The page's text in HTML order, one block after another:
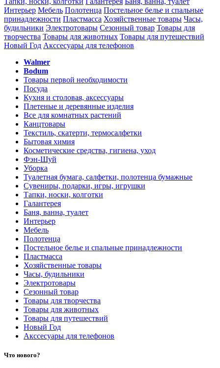
Интерьер Мебель Полотенца Постельное белье и спальные
принадлежности Пластмасса Хозяйственные товары Часы,
будильники Электротовары Сезонный товар Товары для
творчества Товары для животных Товары для путешествий
Новый Год Акссесуары для телефонов
Walmer
Bodum
Товары первой необходимости
Посуда
Кухня и столовая, аксессуары
Плетеные и деревянные изделия
Все для комнатных растений
Канцтовары
Текстиль, скатерти, термосалфетки
Бытовая химия
Косметические средства, гигиена, уход
Фэн-Шуй
Уборка
Туалетная бумага, салфетки, полотенца бумажные
Сувениры, подарки, игры, игрушки
Тапки, носки, колготки
Галантерея
Баня, ванна, туалет
Интерьер
Мебель
Полотенца
Постельное белье и спальные принадлежности
Пластмасса
Хозяйственные товары
Часы, будильники
Электротовары
Сезонный товар
Товары для творчества
Товары для животных
Товары для путешествий
Новый Год
Акссесуары для телефонов
Что нового?